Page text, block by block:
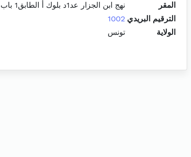
المقر
نهج ابن الجزار عد1د بلوك أ الطابق1 باب بحر
الترقيم البريدي 1002
الولاية
تونس